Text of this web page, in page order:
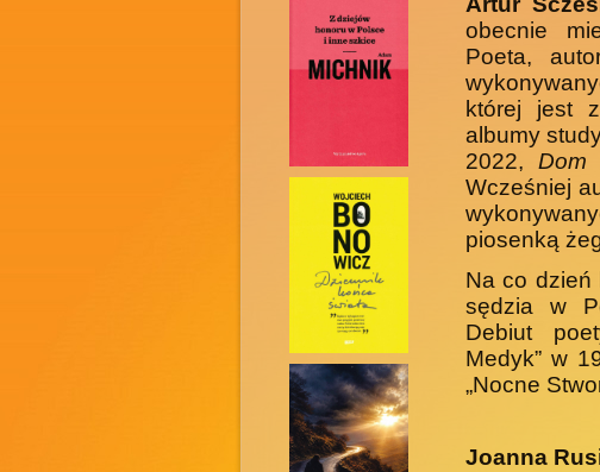
obecnie
Poeta,
której jest
albumy
2022,Dom
Wcześniej
piosenką
Na co dzień
sędzia w
Debiut
Medyk” w
„Nocne
Joanna